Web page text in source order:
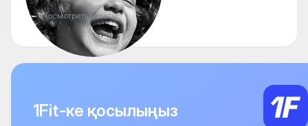
Посмотреть ответы
1Fit-ке қосылыңыз